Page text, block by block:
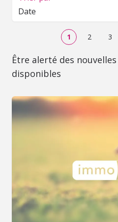
Date
1 2 3
Être alerté des
disponibles